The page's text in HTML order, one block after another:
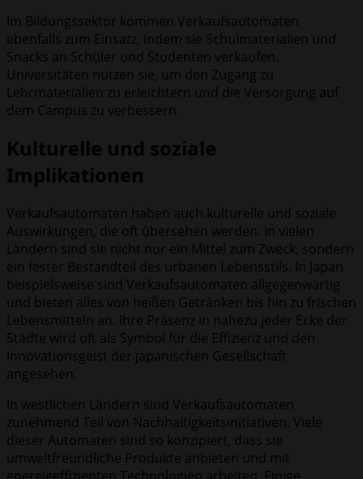
Im Bildungssektor kommen Verkaufsautomaten
ebenfalls zum Einsatz, indem sie Schulmaterialien und
Snacks an Schüler und Studenten verkaufen.
Universitäten nutzen sie, um den Zugang zu
Lehrmaterialien zu erleichtern und die Versorgung auf
dem Campus zu verbessern.
Kulturelle und soziale
Implikationen
Verkaufsautomaten haben auch kulturelle und soziale
Auswirkungen, die oft übersehen werden. In vielen
Ländern sind sie nicht nur ein Mittel zum Zweck, sondern
ein fester Bestandteil des urbanen Lebensstils. In Japan
beispielsweise sind Verkaufsautomaten allgegenwärtig
und bieten alles von heißen Getränken bis hin zu frischen
Lebensmitteln an. Ihre Präsenz in nahezu jeder Ecke der
Städte wird oft als Symbol für die Effizienz und den
Innovationsgeist der japanischen Gesellschaft
angesehen.
In westlichen Ländern sind Verkaufsautomaten
zunehmend Teil von Nachhaltigkeitsinitiativen. Viele
dieser Automaten sind so konzipiert, dass sie
umweltfreundliche Produkte anbieten und mit